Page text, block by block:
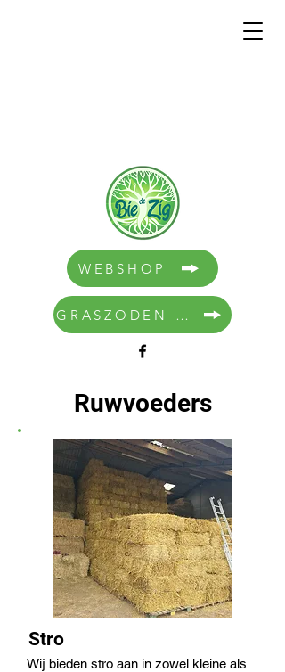
WEBSHOP
GRASZODEN BESTELLEN
Ruwvoeders
Stro
Wij bieden stro aan in zowel kleine als